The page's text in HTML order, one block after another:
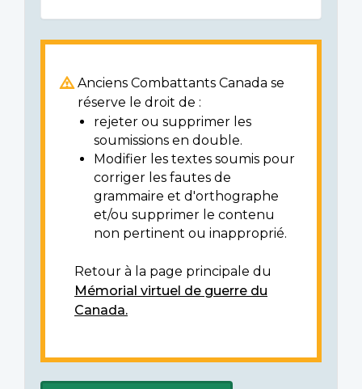
Anciens Combattants Canada se
réserve le droit de :
rejeter ou supprimer les
soumissions en double.
Modifier les textes soumis pour
corriger les fautes de
grammaire et d'orthographe
et/ou supprimer le contenu
non pertinent ou inapproprié.
Retour à la page principale du
Mémorial virtuel de guerre du
Canada.